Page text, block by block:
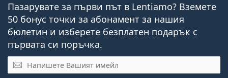
Пазарувате за първи път в Lentiamo? Вземете
50 бонус точки за абонамент за нашия
бюлетин и изберете безплатен подарък с
първата си поръчка.
Имейл